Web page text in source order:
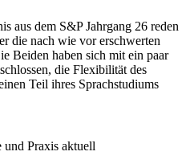
aus dem S&P Jahrgang 26 reden
die nach wie vor erschwerten
Beiden haben sich mit ein paar
die Flexibilität des
Teil ihres Sprachstudiums
und Praxis aktuell